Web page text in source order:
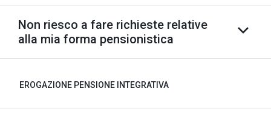
Non riesco a fare richieste relative
alla mia forma pensionistica
EROGAZIONE PENSIONE INTEGRATIVA